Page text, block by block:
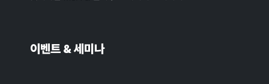
이벤트 & 세미나